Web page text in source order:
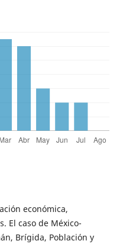
económica,
El caso de México-
Brígida, Población y